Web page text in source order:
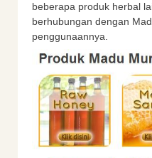
beberapa produk herbal
berhubungan dengan
penggunaannya.